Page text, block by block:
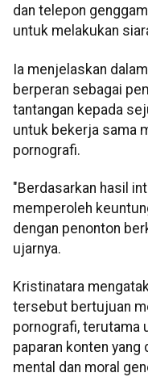
dan telepon
untuk melakukan
Ia menjelaskan
berperan sebagai
tantangan kepada
untuk bekerja sama
pornografi.
"Berdasarkan hasil
memperoleh
dengan penonton
ujarnya.
Kristinatara
tersebut bertujuan
pornografi, terutama
paparan konten
mental dan moral